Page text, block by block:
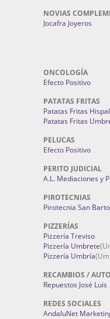
NOVIAS
Jocafra Joyeros
ONCOLOGÍA
Efecto Positivo
PATATAS FRITAS
Patatas Fritas
Patatas Fritas
PELUCAS
Efecto Positivo
PERITO JUDICIAL
A.L. Mediaciones y
PIROTECNIAS
Pirotecnia San
PIZZERÍAS
Pizzería Treviso
Pizzería Umbrete
Pizzería Umbría
RECAMBIOS /
Repuestos José Luis
REDES SOCIALES
AndaluNet